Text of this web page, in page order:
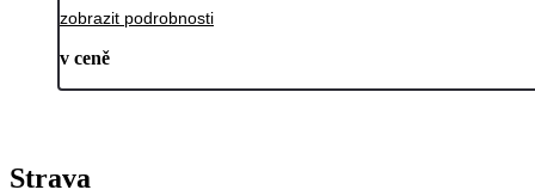
zobrazit podrobnosti
v ceně
Strava